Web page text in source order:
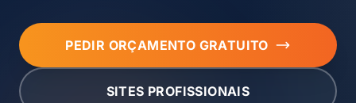
PEDIR ORÇAMENTO GRATUITO
SITES PROFISSIONAIS